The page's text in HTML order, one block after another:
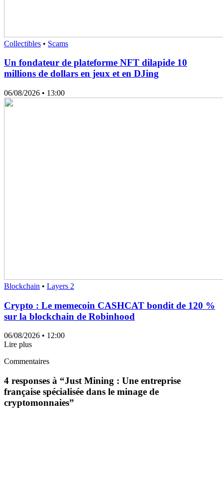
Collectibles • Scams
Un fondateur de plateforme NFT dilapide 10
millions de dollars en jeux et en DJing
06/08/2026 • 13:00
Blockchain • Layers 2
Crypto : Le memecoin CASHCAT bondit de 120 %
sur la blockchain de Robinhood
06/08/2026 • 12:00
Lire plus
Commentaires
4 responses à “Just Mining : Une entreprise
française spécialisée dans le minage de
cryptomonnaies”